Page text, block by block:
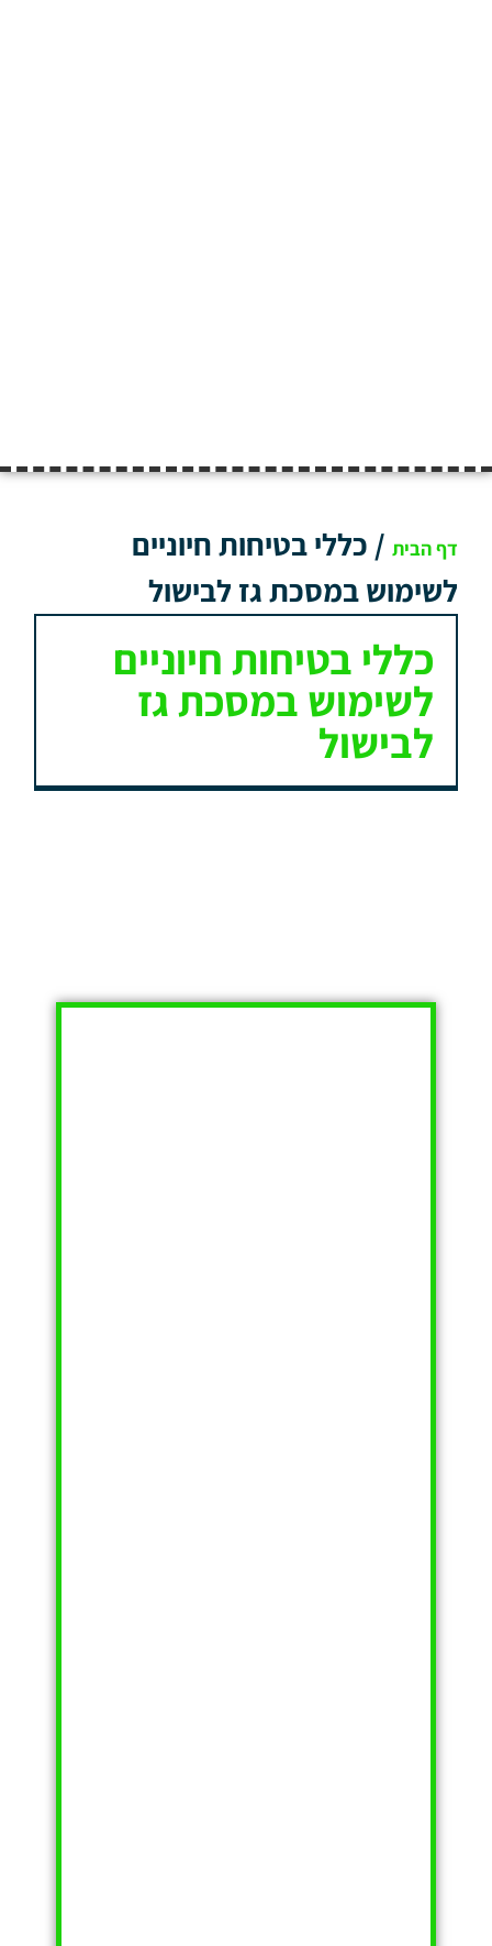
דף הבית / כללי בטיחות חיוניים
לשימוש במסכת גז לבישול
כללי בטיחות חיוניים
לשימוש במסכת גז
לבישול